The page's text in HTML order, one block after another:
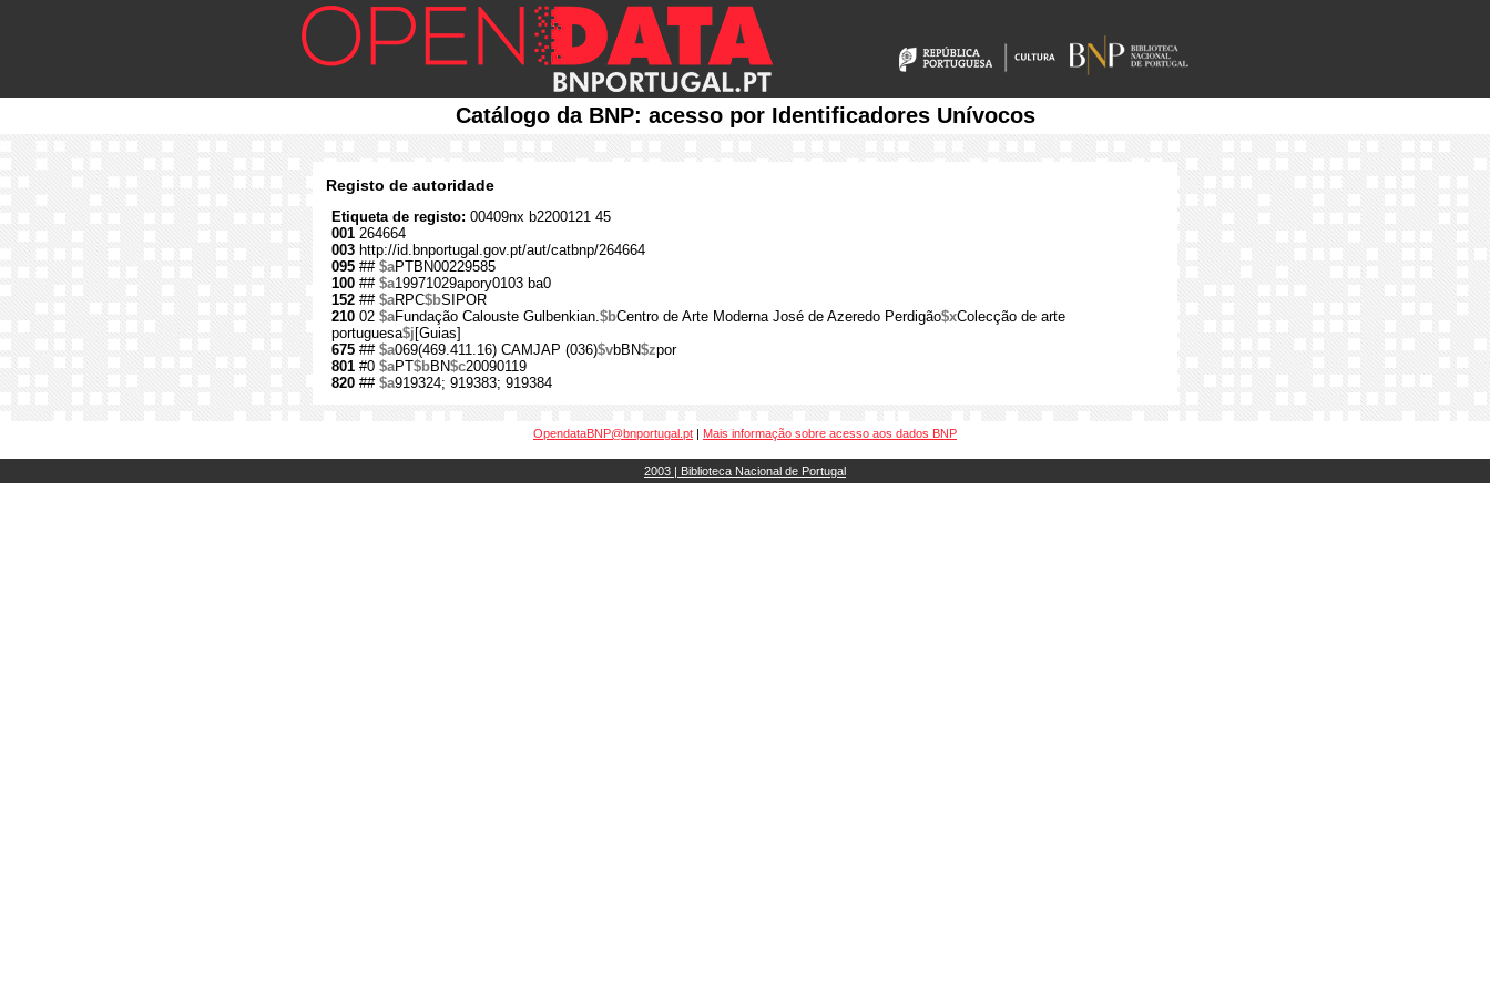
Catálogo da BNP: acesso por Identificadores Unívocos
Registo de autoridade
Etiqueta de registo: 00409nx b2200121 45
001 264664
003 http://id.bnportugal.gov.pt/aut/catbnp/264664
095 ## $aPTBN00229585
100 ## $a19971029apory0103 ba0
152 ## $aRPC$bSIPOR
210 02 $aFundação Calouste Gulbenkian.$bCentro de Arte Moderna José de Azeredo Perdigão$xColecção de arte
portuguesa$j [Guias]
675 ## $a069(469.411.16) CAMJAP (036)$vbBN$zpor
801 #0 $aPT$bBN$c20090119
820 ## $a919324; 919383; 919384
OpendataBNP@bnportugal.pt | Mais informação sobre acesso aos dados BNP
2003 | Biblioteca Nacional de Portugal